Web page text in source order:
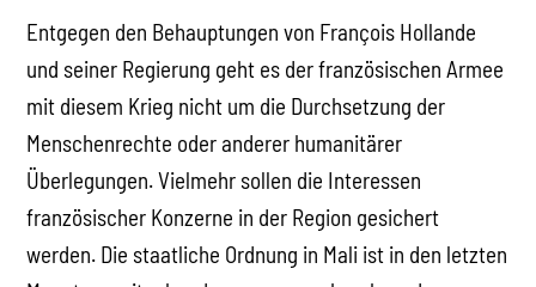
Entgegen den Behauptungen von François Hollande
und seiner Regierung geht es der französischen Armee
mit diesem Krieg nicht um die Durchsetzung der
Menschenrechte oder anderer humanitärer
Überlegungen. Vielmehr sollen die Interessen
französischer Konzerne in der Region gesichert
werden. Die staatliche Ordnung in Mali ist in den letzten